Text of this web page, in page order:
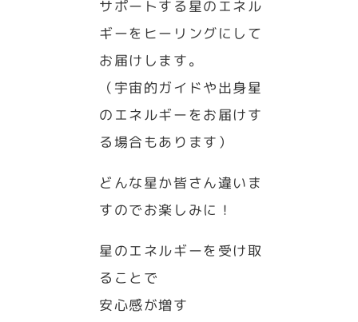
サポートする星のエネル
ギーをヒーリングにして
お届けします。
（宇宙的ガイドや出身星
のエネルギーをお届けす
る場合もあります）
どんな星か皆さん違いま
すのでお楽しみに！
星のエネルギーを受け取
ることで
安心感が増す